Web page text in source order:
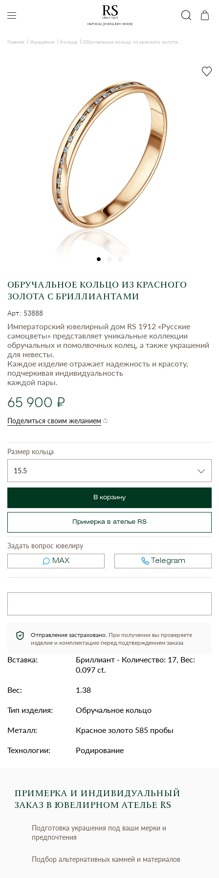
Главная Украшения Кольца Обручальное кольцо из красного золота...
ОБРУЧАЛЬНОЕ КОЛЬЦО ИЗ КРАСНОГО
ЗОЛОТА С БРИЛЛИАНТАМИ
Арт.: 53888
Императорский ювелирный дом RS 1912 «Русские
самоцветы» представляет уникальные коллекции
обручальных и помолвочных колец, а также украшений
для невесты.
Каждое изделие отражает надежность и красоту,
подчеркивая индивидуальность
каждой пары.
65 900
Поделиться своим желанием
Размер кольца
15.5
В корзину
Примерка в ателье RS
Задать вопрос ювелиру
MAX Telegram
Отправление застраховано. При получении вы проверяете
изделие и комплектацию перед подтверждением заказа.
Вставка:
Бриллиант - Количество: 17, Вес:
0.097 ct.
Вес:
1.38
Тип изделия:
Обручальное кольцо
Металл:
Красное золото 585 пробы
Технологии:
Родирование
ПРИМЕРКА И ИНДИВИДУАЛЬНЫЙ
ЗАКАЗ В ЮВЕЛИРНОМ АТЕЛЬЕ RS
Подготовка украшения под ваши мерки и
предпочтения
Подбор альтернативных камней и материалов